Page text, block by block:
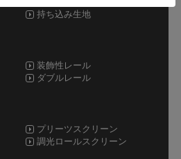
持ち込み生地
装飾性レール
ダブルレール
プリーツスクリーン
調光ロールスクリーン